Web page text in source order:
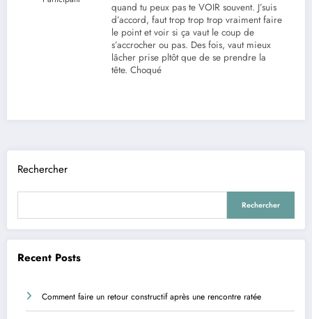
quand tu peux pas te VOIR souvent. J’suis
d’accord, faut trop trop trop vraiment faire
le point et voir si ça vaut le coup de
s’accrocher ou pas. Des fois, vaut mieux
lâcher prise pltôt que de se prendre la
tête. Choqué
Rechercher
Rechercher
Recent Posts
Comment faire un retour constructif après une rencontre ratée